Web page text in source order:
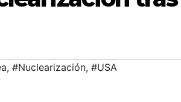
, #Nuclearización, #USA